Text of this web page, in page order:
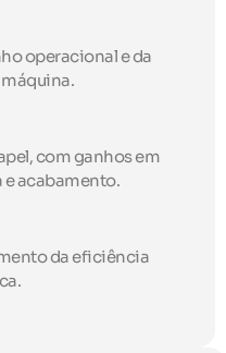
operacional e da
com ganhos em
acabamento.
da eficiência